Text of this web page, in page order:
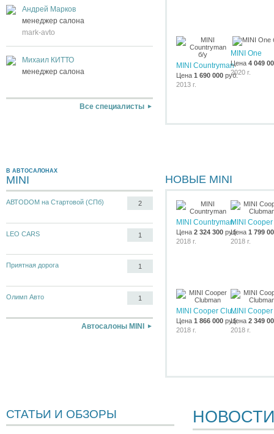
Андрей Марков
менеджер салона
mark-avto
Михаил КИТТО
менеджер салона
Все специалисты
MINI Countryman
Цена 1 690 000 руб.
2013 г.
MINI One
Цена 4 049
2020 г.
В АВТОСАЛОНАХ
MINI
АВТODОМ на Стартовой (СПб) 2
LEO CARS 1
Приятная дорога 1
Олимп Авто 1
Автосалоны MINI
НОВЫЕ MINI
MINI Countryman
Цена 2 324 300 руб.
2018 г.
MINI Cooper
Цена 1 799
2018 г.
MINI Cooper Clu...
Цена 1 866 000 руб.
2018 г.
MINI Cooper
Цена 2 349
2018 г.
СТАТЬИ И ОБЗОРЫ НОВОСТИ